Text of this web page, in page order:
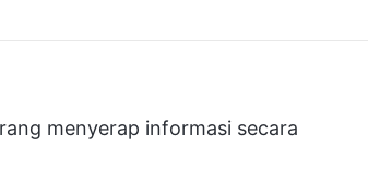
menyerap informasi secara